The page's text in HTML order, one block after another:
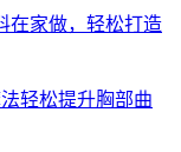
在家做，轻松打造
轻松提升胸部曲